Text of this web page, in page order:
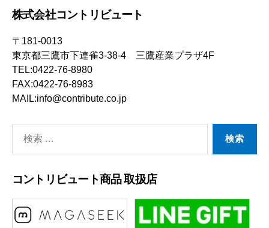
株式会社コントリビュート
〒181-0013
東京都三鷹市下連雀3-38-4 三鷹産業プラザ4F
TEL:0422-76-8980
FAX:0422-76-8983
MAIL:info@contribute.co.jp
索
コントリビュート商品 取扱店